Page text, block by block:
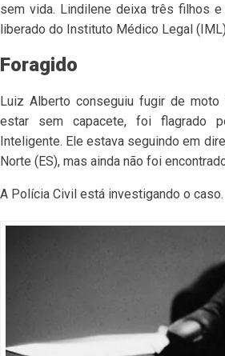
sem vida. Lindilene deixa três filhos
liberado do Instituto Médico Legal
Foragido
Luiz Alberto conseguiu fugir de
estar sem capacete, foi flagrado
Inteligente. Ele estava seguindo em
Norte (ES), mas ainda não foi
A Polícia Civil está investigando o caso.